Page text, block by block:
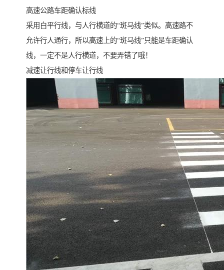
高速公路车距确认标线
采用白平行线，与人行横道的“斑马线”类似。高速路不
允许行人通行，所以高速上的“斑马线”只能是车距确认
线，一定不是人行横道，不要弄错了哦！
减速让行线和停车让行线